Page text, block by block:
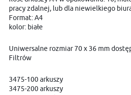
pracy zdalnej, lub dla niewielkiego
Format: A4
kolor: białe
Uniwersalne rozmiar 70 x 36 mm
Filtrów
3475-100 arkuszy
3475-200 arkuszy